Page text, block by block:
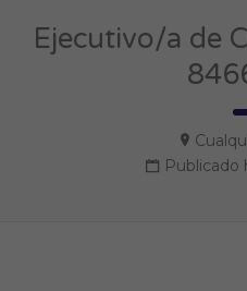
Ejecutivo/a de
Publicado